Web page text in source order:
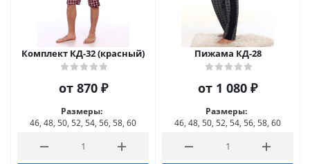
Комплект КД-32 (красный)
от 870 ₽
Размеры:
46, 48, 50, 52, 54, 56, 58, 60
Пижама КД-28
от 1 080 ₽
Размеры:
46, 48, 50, 52, 54, 56, 58, 60